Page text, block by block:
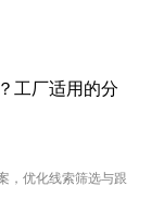
工厂适用的分
，优化线索筛选与跟